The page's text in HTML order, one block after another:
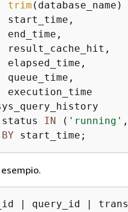
trim (database_name)
start_time,
end_time,
result_cache_hit,
elapsed_time,
queue_time,
status IN ( 'running' ,
BY start_time;
| query_id |